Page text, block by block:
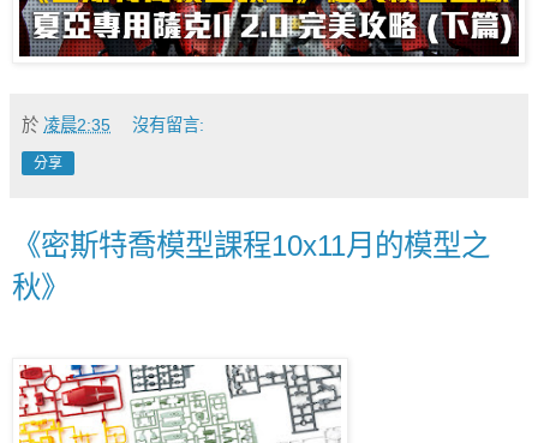
於 凌晨2:35 沒有留言:
分享
《密斯特喬模型課程10x11月的模型之
秋》